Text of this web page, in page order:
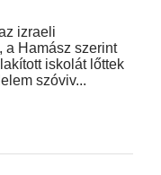
izraeli
a Hamász szerint
iskolát lőttek
szóviv...